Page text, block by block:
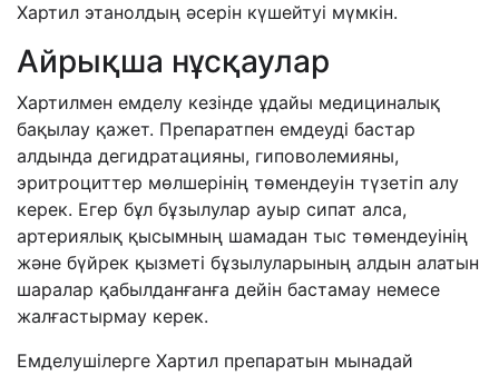
Хартил этанолдың әсерін күшейтуі мүмкін.
Айрықша нұсқаулар
Хартилмен емделу кезінде ұдайы медициналық
бақылау қажет. Препаратпен емдеуді бастар
алдында дегидратацияны, гиповолемияны,
эритроциттер мөлшерінің төмендеуін түзетіп алу
керек. Егер бұл бұзылулар ауыр сипат алса,
артериялық қысымның шамадан тыс төмендеуінің
және бүйрек қызметі бұзылуларының алдын алатын
шаралар қабылданғанға дейін бастамау немесе
жалғастырмау керек.
Емделушілерге Хартил препаратын мынадай